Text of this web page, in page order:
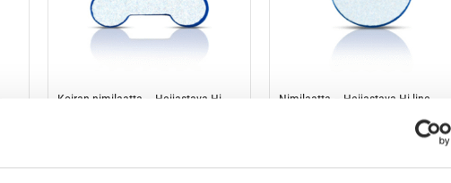
Koiran nimilaatta – Heijastava Hi-
Nimilaatta – Heijastava Hi-line